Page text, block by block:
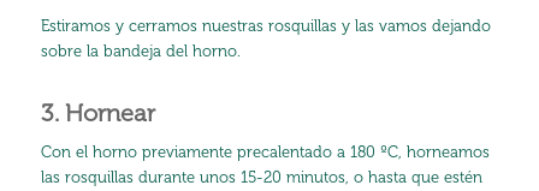
Estiramos y cerramos nuestras rosquillas y las vamos dejando
sobre la bandeja del horno.
3. Hornear
Con el horno previamente precalentado a 180 ºC, horneamos
las rosquillas durante unos 15-20 minutos, o hasta que estén